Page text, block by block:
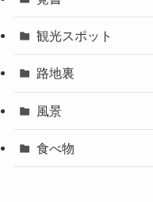
観光スポット
路地裏
風景
食べ物